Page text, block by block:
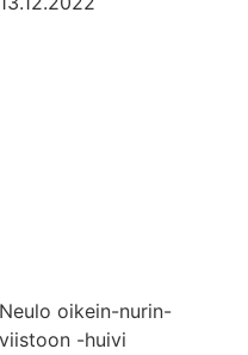
Neulo oikein-nurin-
viistoon -huivi